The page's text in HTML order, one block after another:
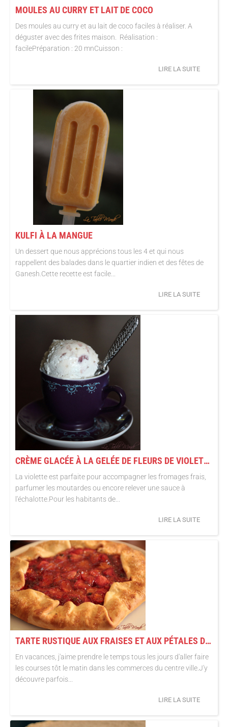
MOULES AU CURRY ET LAIT DE COCO
Des moules au curry et au lait de coco faciles à réaliser. A
déguster avec des frites maison. Réalisation :
facilePréparation : 20 mnCuisson :
LIRE LA SUITE
KULFI À LA MANGUE
Un dessert que nous apprécions tous les 4 et qui nous
rappellent des balades dans le quartier indien et des fêtes de
Ganesh.Cette recette est facile...
LIRE LA SUITE
CRÈME GLACÉE À LA GELÉE DE FLEURS DE VIOLETTES ET MASCARPONE
La violette est parfaite pour accompagner les fromages frais,
parfumer les moutardes ou encore relever une sauce à
l'échalotte.Pour les habitants de...
LIRE LA SUITE
TARTE RUSTIQUE AUX FRAISES ET AUX PÉTALES DE VIOLETTES
En vacances, j'aime prendre le temps tous les jours d'aller faire
les courses tôt le matin dans les commerces du centre ville.J'y
découvre parfois...
LIRE LA SUITE